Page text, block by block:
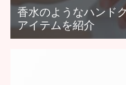
香水のようなハンド
アイテムを紹介